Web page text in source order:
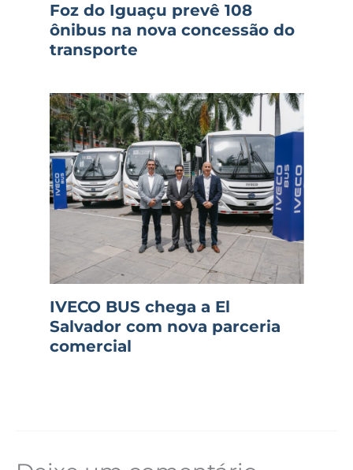
Foz do Iguaçu prevê 108
ônibus na nova concessão do
transporte
IVECO BUS chega a El
Salvador com nova parceria
comercial